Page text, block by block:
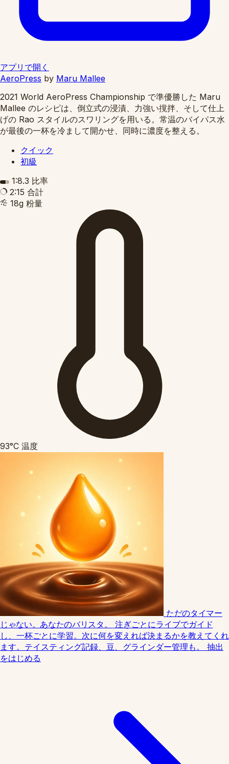
アプリで開く
AeroPress by Maru Mallee
2021 World AeroPress Championship で準優勝した Maru
Mallee のレシピは、倒立式の浸漬、力強い撹拌、そして仕上
げの Rao スタイルのスワリングを用いる。常温のバイパス水
が最後の一杯を冷まして開かせ、同時に濃度を整える。
クイック
初級
1:8.3 比率
2:15 合計
18g 粉量
93°C 温度
ただのタイマー
じゃない。あなたのバリスタ。
注ぎごとにライブでガイド
し、一杯ごとに学習。次に何を変えれば決まるかを教えてくれ
ます。テイスティング記録、豆、グラインダー管理も。
抽出
をはじめる